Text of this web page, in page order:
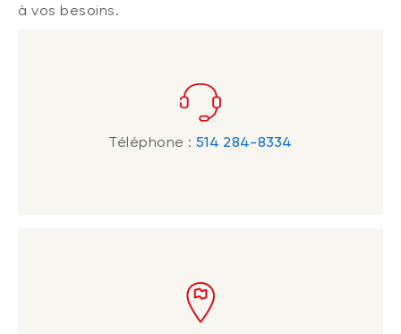
à vos besoins.
Téléphone :514 284-8334